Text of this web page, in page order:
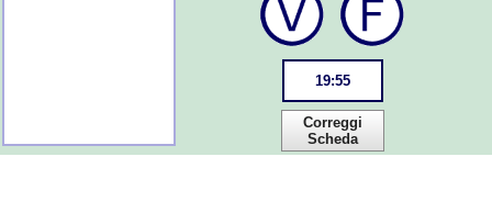
19:55
Correggi
Scheda